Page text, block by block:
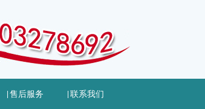
售后服务 联系我们